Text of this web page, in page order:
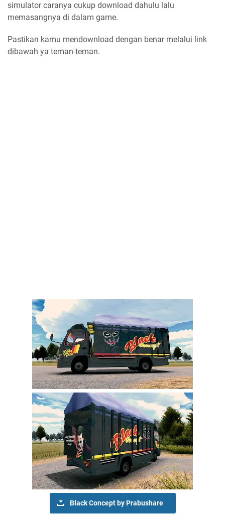
simulator caranya cukup download dahulu lalu
memasangnya di dalam game.
Pastikan kamu mendownload dengan benar melalui link
dibawah ya teman-teman.
Black Concept by Prabushare